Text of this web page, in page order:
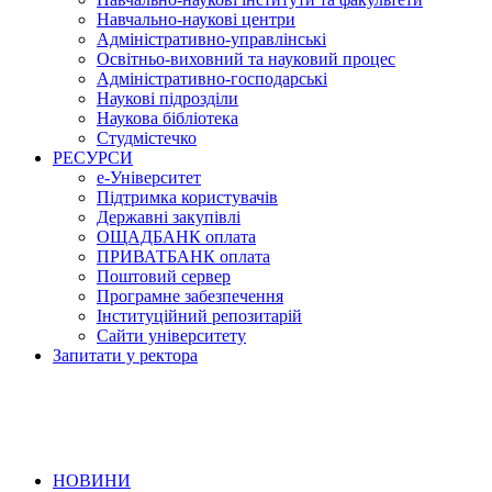
Навчально-наукові центри
Адміністративно-управлінські
Освітньо-виховний та науковий процес
Адміністративно-господарські
Наукові підрозділи
Наукова бібліотека
Студмістечко
РЕСУРСИ
е-Університет
Підтримка користувачів
Державні закупівлі
ОЩАДБАНК оплата
ПРИВАТБАНК оплата
Поштовий сервер
Програмне забезпечення
Інституційний репозитарій
Сайти університету
Запитати у ректора
НОВИНИ